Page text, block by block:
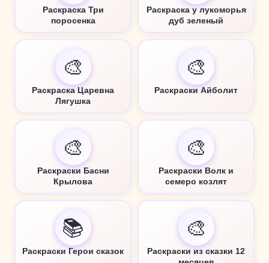
Раскраска Три
поросенка
Раскраска у лукоморья
дуб зеленый
🎨
Раскраска Царевна
Лягушка
🎨
Раскраски Айболит
🎨
Раскраски Басни
Крылова
🎨
Раскраски Волк и
семеро козлят
📚
Раскраски Герои сказок
🎨
Раскраски из сказки 12